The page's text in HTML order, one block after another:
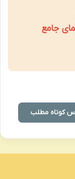
جامع
کوتاه مطلب